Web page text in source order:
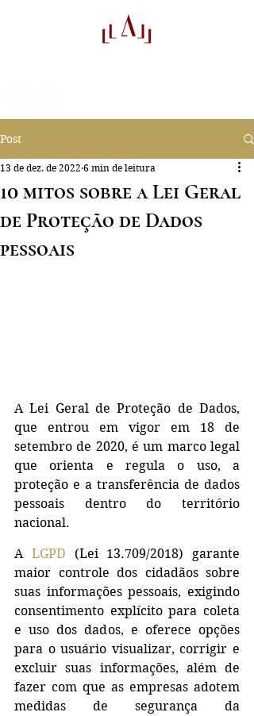
Post
10 mitos sobre a Lei Geral
de Proteção de Dados
pessoais
13 de dez. de 2022 6 min de leitura
A Lei Geral de Proteção de Dados,
que entrou em vigor em 18 de
setembro de 2020, é um marco legal
que orienta e regula o uso, a
proteção e a transferência de dados
pessoais dentro do território
nacional.
A LGPD (Lei 13.709/2018) garante
maior controle dos cidadãos sobre
suas informações pessoais, exigindo
consentimento explícito para coleta
e uso dos dados, e oferece opções
para o usuário visualizar, corrigir e
excluir suas informações, além de
fazer com que as empresas adotem
medidas de segurança da